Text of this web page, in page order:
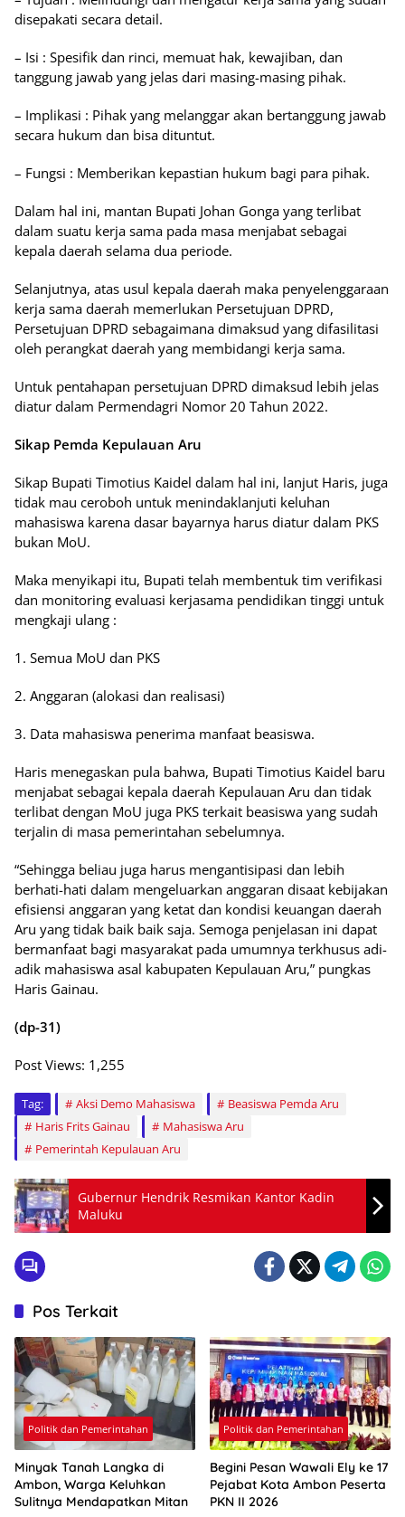
disepakati secara detail.
– Isi : Spesifik dan rinci, memuat hak, kewajiban, dan
tanggung jawab yang jelas dari masing-masing pihak.
– Implikasi : Pihak yang melanggar akan bertanggung jawab
secara hukum dan bisa dituntut.
– Fungsi : Memberikan kepastian hukum bagi para pihak.
Dalam hal ini, mantan Bupati Johan Gonga yang terlibat
dalam suatu kerja sama pada masa menjabat sebagai
kepala daerah selama dua periode.
Selanjutnya, atas usul kepala daerah maka penyelenggaraan
kerja sama daerah memerlukan Persetujuan DPRD,
Persetujuan DPRD sebagaimana dimaksud yang difasilitasi
oleh perangkat daerah yang membidangi kerja sama.
Untuk pentahapan persetujuan DPRD dimaksud lebih jelas
diatur dalam Permendagri Nomor 20 Tahun 2022.
Sikap Pemda Kepulauan Aru
Sikap Bupati Timotius Kaidel dalam hal ini, lanjut Haris, juga
tidak mau ceroboh untuk menindaklanjuti keluhan
mahasiswa karena dasar bayarnya harus diatur dalam PKS
bukan MoU.
Maka menyikapi itu, Bupati telah membentuk tim verifikasi
dan monitoring evaluasi kerjasama pendidikan tinggi untuk
mengkaji ulang :
1. Semua MoU dan PKS
2. Anggaran (alokasi dan realisasi)
3. Data mahasiswa penerima manfaat beasiswa.
Haris menegaskan pula bahwa, Bupati Timotius Kaidel baru
menjabat sebagai kepala daerah Kepulauan Aru dan tidak
terlibat dengan MoU juga PKS terkait beasiswa yang sudah
terjalin di masa pemerintahan sebelumnya.
“Sehingga beliau juga harus mengantisipasi dan lebih
berhati-hati dalam mengeluarkan anggaran disaat kebijakan
efisiensi anggaran yang ketat dan kondisi keuangan daerah
Aru yang tidak baik baik saja. Semoga penjelasan ini dapat
bermanfaat bagi masyarakat pada umumnya terkhusus adi-
adik mahasiswa asal kabupaten Kepulauan Aru,” pungkas
Haris Gainau.
(dp-31)
Post Views: 1,255
Tag: Aksi Demo Mahasiswa
Beasiswa Pemda Aru
Haris Frits Gainau
Mahasiswa Aru
Pemerintah Kepulauan Aru
Gubernur Hendrik Resmikan Kantor Kadin
Maluku
Pos Terkait
Politik dan Pemerintahan
Minyak Tanah Langka di
Ambon, Warga Keluhkan
Sulitnya Mendapatkan Mitan
Politik dan Pemerintahan
Begini Pesan Wawali Ely ke 17
Pejabat Kota Ambon Peserta
PKN II 2026